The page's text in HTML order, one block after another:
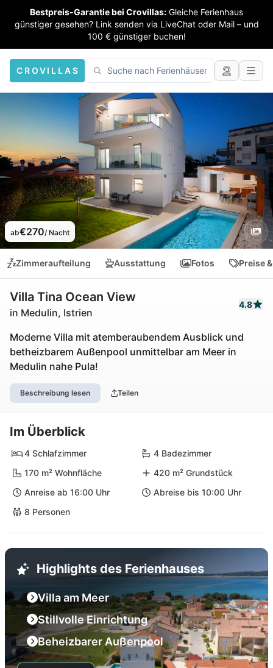
Bestpreis-Garantie bei Crovillas: Gleiche Ferienhaus
günstiger gesehen? Link senden via LiveChat oder Mail – und
100 € günstiger buchen!
CROVILLAS
ab€270/ Nacht
Zimmeraufteilung Ausstattung Fotos Preise
Villa Tina Ocean View
in Medulin, Istrien
4.8
Moderne Villa mit atemberaubendem Ausblick und
betheizbarem Außenpool unmittelbar am Meer in
Medulin nahe Pula!
Beschreibung lesen Teilen
Im Überblick
4 Schlafzimmer
4 Badezimmer
170 m² Wohnfläche
420 m² Grundstück
Anreise ab 16:00 Uhr
Abreise bis 10:00 Uhr
8 Personen
Highlights des Ferienhauses
Villa am Meer
Stillvolle Einrichtung
Beheizbarer Außenpool